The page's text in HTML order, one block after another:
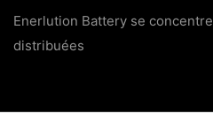
Enerlution Battery se
distribuées